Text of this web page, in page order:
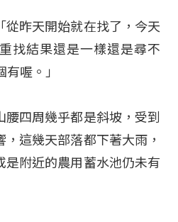
從昨天開始就在找了，今天
找結果還是一樣還是尋不
喔。」
腰四周幾乎都是斜坡，受到
這幾天部落都下著大雨，
是附近的農用蓄水池仍未有